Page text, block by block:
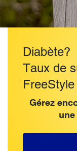
Diabète?
Taux de
Gérez